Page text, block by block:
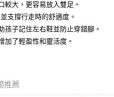
)免運費
)免運費
較大，更容易放入雙足。
支撐行走時的舒適度。
孩子記住左右鞋並防止穿錯腳。
加了輕盈性和靈活度。
推薦